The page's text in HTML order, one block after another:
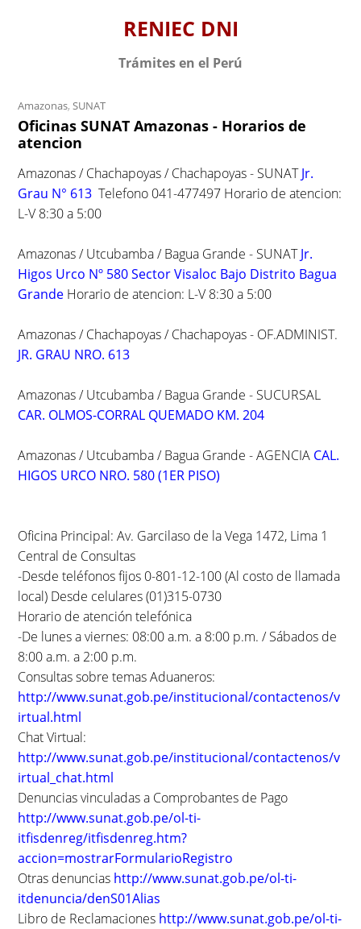
RENIEC DNI
Trámites en el Perú
Amazonas,SUNAT
Oficinas SUNAT Amazonas - Horarios de
atencion
Amazonas / Chachapoyas / Chachapoyas - SUNATJr.
Grau N° 613 Telefono 041-477497 Horario de atencion:
L-V 8:30 a 5:00
Amazonas / Utcubamba / Bagua Grande - SUNATJr.
Higos Urco Nº 580 Sector Visaloc Bajo Distrito Bagua
Grande Horario de atencion: L-V 8:30 a 5:00
Amazonas / Chachapoyas / Chachapoyas - OF.ADMINIST.
JR. GRAU NRO. 613
Amazonas / Utcubamba / Bagua Grande - SUCURSAL
CAR. OLMOS-CORRAL QUEMADO KM. 204
Amazonas / Utcubamba / Bagua Grande - AGENCIA CAL.
HIGOS URCO NRO. 580 (1ER PISO)
Oficina Principal: Av. Garcilaso de la Vega 1472, Lima 1
Central de Consultas
-Desde teléfonos fijos 0-801-12-100 (Al costo de llamada
local) Desde celulares (01)315-0730
Horario de atención telefónica
-De lunes a viernes: 08:00 a.m. a 8:00 p.m. / Sábados de
8:00 a.m. a 2:00 p.m.
Consultas sobre temas Aduaneros:
http://www.sunat.gob.pe/institucional/contactenos/v
irtual.html
Chat Virtual:
http://www.sunat.gob.pe/institucional/contactenos/v
irtual_chat.html
Denuncias vinculadas a Comprobantes de Pago
http://www.sunat.gob.pe/ol-ti-
itfisdenreg/itfisdenreg.htm?
accion=mostrarFormularioRegistro
Otras denuncias http://www.sunat.gob.pe/ol-ti-
itdenuncia/denS01Alias
Libro de Reclamaciones http://www.sunat.gob.pe/ol-ti-